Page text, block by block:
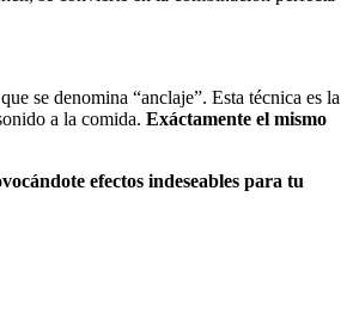
se denomina “anclaje”. Esta técnica es la
a la comida. Exáctamente el mismo
efectos indeseables para tu